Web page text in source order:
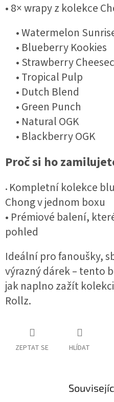
• 8× wrapy z kolekce
• Watermelon
• Blueberry Kookies
• Strawberry
• Tropical Pulp
• Dutch Blend
• Green Punch
• Natural OGK
• Blackberry OGK
Proč si ho
• Kompletní kolekce
Chong v jednom boxu
• Prémiové balení,
pohled
Ideální pro fanoušky,
výrazný dárek – tento
jak naplno zažít
Rollz.
ZEPTAT SE HLÍDAT